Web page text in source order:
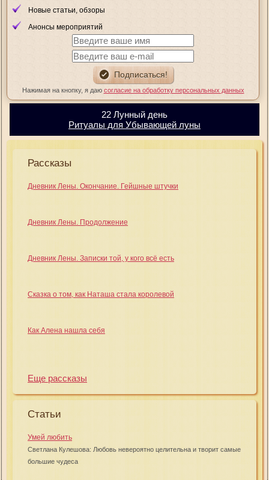
Новые статьи, обзоры
Анонсы мероприятий
Нажимая на кнопку, я даю согласие на обработку персональных данных
22 Лунный день
Ритуалы для Убывающей луны
Рассказы
Дневник Лены. Окончание. Гейшные штучки
Дневник Лены. Продолжение
Дневник Лены. Записки той, у кого всё есть
Сказка о том, как Наташа стала королевой
Как Алена нашла себя
Еще рассказы
Статьи
Умей любить
Светлана Кулешова: Любовь невероятно целительна и творит самые
большие чудеса